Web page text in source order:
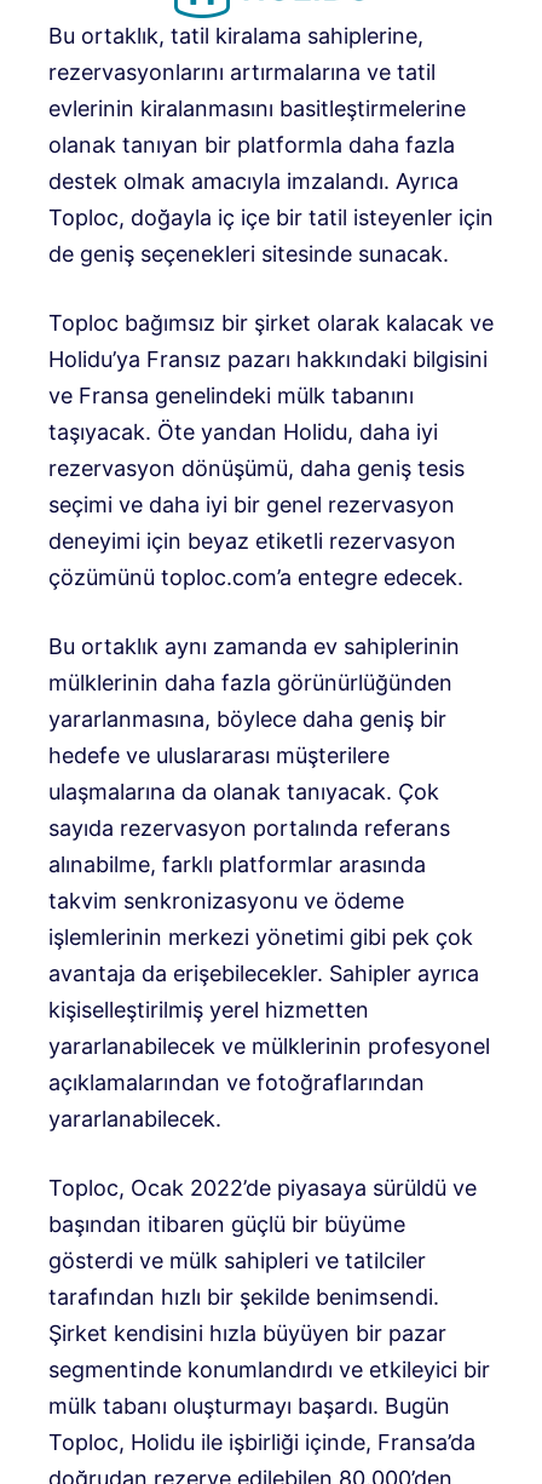
Bu ortaklık, tatil kiralama sahiplerine,
rezervasyonlarını artırmalarına ve tatil
evlerinin kiralanmasını basitleştirmelerine
olanak tanıyan bir platformla daha fazla
destek olmak amacıyla imzalandı. Ayrıca
Toploc, doğayla iç içe bir tatil isteyenler için
de geniş seçenekleri sitesinde sunacak.
Toploc bağımsız bir şirket olarak kalacak ve
Holidu’ya Fransız pazarı hakkındaki bilgisini
ve Fransa genelindeki mülk tabanını
taşıyacak. Öte yandan Holidu, daha iyi
rezervasyon dönüşümü, daha geniş tesis
seçimi ve daha iyi bir genel rezervasyon
deneyimi için beyaz etiketli rezervasyon
çözümünü toploc.com’a entegre edecek.
Bu ortaklık aynı zamanda ev sahiplerinin
mülklerinin daha fazla görünürlüğünden
yararlanmasına, böylece daha geniş bir
hedefe ve uluslararası müşterilere
ulaşmalarına da olanak tanıyacak. Çok
sayıda rezervasyon portalında referans
alınabilme, farklı platformlar arasında
takvim senkronizasyonu ve ödeme
işlemlerinin merkezi yönetimi gibi pek çok
avantaja da erişebilecekler. Sahipler ayrıca
kişiselleştirilmiş yerel hizmetten
yararlanabilecek ve mülklerinin profesyonel
açıklamalarından ve fotoğraflarından
yararlanabilecek.
Toploc, Ocak 2022’de piyasaya sürüldü ve
başından itibaren güçlü bir büyüme
gösterdi ve mülk sahipleri ve tatilciler
tarafından hızlı bir şekilde benimsendi.
Şirket kendisini hızla büyüyen bir pazar
segmentinde konumlandırdı ve etkileyici bir
mülk tabanı oluşturmayı başardı. Bugün
Toploc, Holidu ile işbirliği içinde, Fransa’da
doğrudan rezerve edilebilen 80.000’den